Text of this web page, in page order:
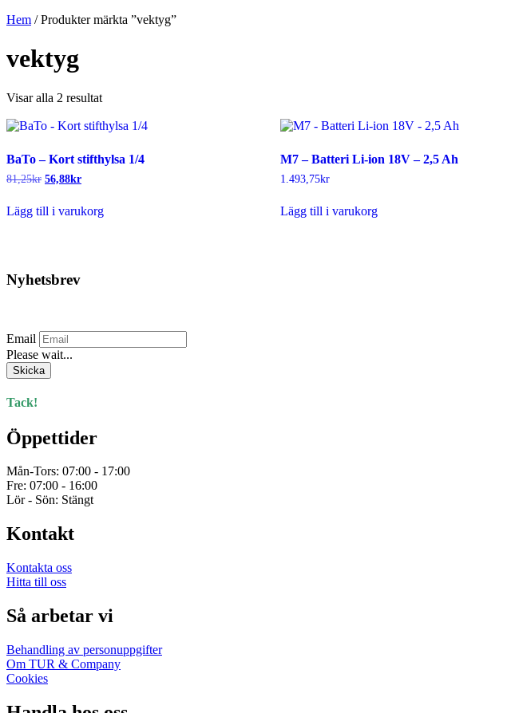
Hem / Produkter märkta ”vektyg”
vektyg
Visar alla 2 resultatSortera
senaste
BaTo – Kort stifthylsa 1/4
81,25kr Det
var:
56,88krDet
är:
Lägg till i varukorg
M7 – Batteri Li-ion 18V – 2,5 Ah
1.493,75kr
Lägg till i varukorg
Nyhetsbrev
Email
Please wait...
Skicka
Tack!
Öppettider
Mån-Tors: 07:00 - 17:00
Fre: 07:00 - 16:00
Lör - Sön: Stängt
Kontakt
Kontakta oss
Hitta till oss
Så arbetar vi
Behandling av personuppgifter
Om TUR & Company
Cookies